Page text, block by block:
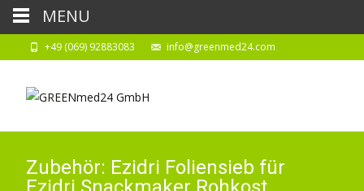
+49 (069) 92883083 info@greenmed24.com
Zubehör: Ezidri Foliensieb für
MENU